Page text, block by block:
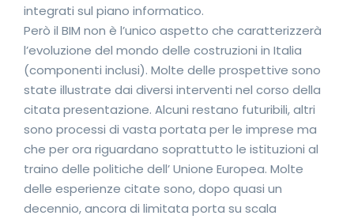
integrati sul piano informatico.
Però il BIM non è l’unico aspetto che caratterizzerà
l’evoluzione del mondo delle costruzioni in Italia
(componenti inclusi). Molte delle prospettive sono
state illustrate dai diversi interventi nel corso della
citata presentazione. Alcuni restano futuribili, altri
sono processi di vasta portata per le imprese ma
che per ora riguardano soprattutto le istituzioni al
traino delle politiche dell’ Unione Europea. Molte
delle esperienze citate sono, dopo quasi un
decennio, ancora di limitata porta su scala